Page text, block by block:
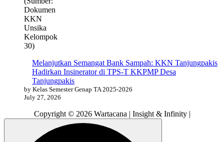
Melanjutkan Semangat Bank Sampah: KKN Tanjungpakis
Hadirkan Insinerator di TPS-T KKPMP Desa
Tanjungpakis
by Kelas Semester Genap TA 2025-2026
July 27, 2026
Copyright © 2026 Wartacana | Insight & Infinity |